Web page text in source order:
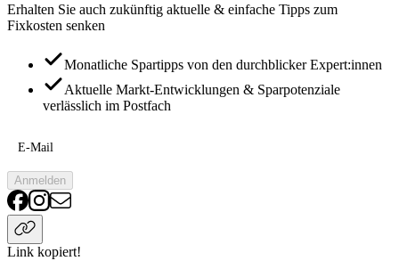
Erhalten Sie auch zukünftig aktuelle & einfache Tipps zum
Fixkosten senken
Monatliche Spartipps von den durchblicker Expert:innen
Aktuelle Markt-Entwicklungen & Sparpotenziale
verlässlich im Postfach
E-Mail
Anmelden
Link kopiert!